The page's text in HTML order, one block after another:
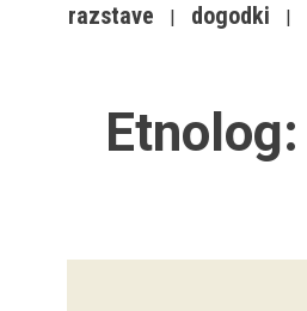
razstave dogodki
Etnolog: